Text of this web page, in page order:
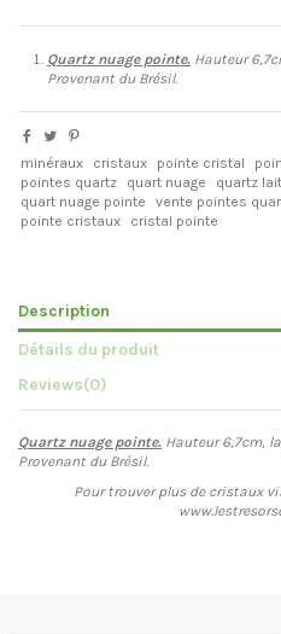
Quartz nuage pointe. Hauteur
Provenant du Brésil.
minéraux cristaux pointe cristal
pointes quartz
quart nuage quartz
quart nuage pointe
vente pointes
pointe cristaux
cristal pointe
Description
Détails du produit
Reviews(0)
Quartz nuage pointe. Hauteur 6,7cm,
Provenant du Brésil.
Pour trouver plus de cristaux